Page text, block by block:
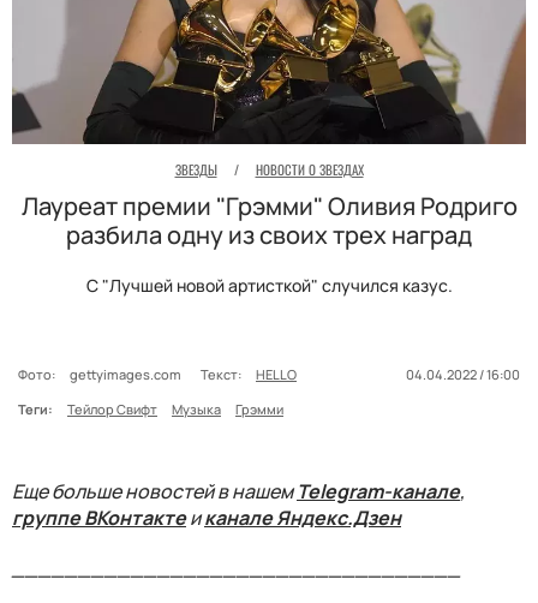
ЗВЕЗДЫ / НОВОСТИ О ЗВЕЗДАХ
Лауреат премии "Грэмми" Оливия Родриго
разбила одну из своих трех наград
С "Лучшей новой артисткой" случился казус.
Фото: gettyimages.com Текст: HELLO
04.04.2022 / 16:00
Теги:
Тейлор Свифт Музыка Грэмми
Еще больше новостей в нашемTelegram-канале,
группе ВКонтактеиканале Яндекс.Дзен